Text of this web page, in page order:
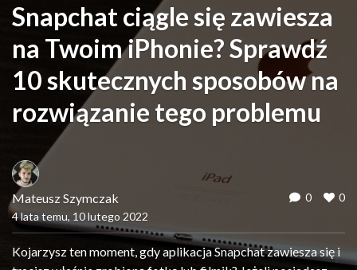
Snapchat ciągle się zawiesza
na Twoim iPhonie? Sprawdź
10 skutecznych sposobów na
rozwiązanie tego problemu
Mateusz Szymczak
4 lata temu, 10 lutego 2022
0 0
Kojarzysz ten moment, gdy aplikacja Snapchat zawiesza się i